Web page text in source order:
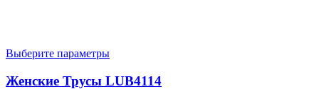
Выберите параметры
Женские Трусы LUB4114